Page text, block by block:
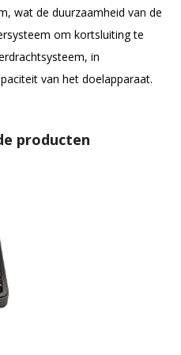
wat de duurzaamheid van de
om kortsluiting te
in
van het doelapparaat.
producten